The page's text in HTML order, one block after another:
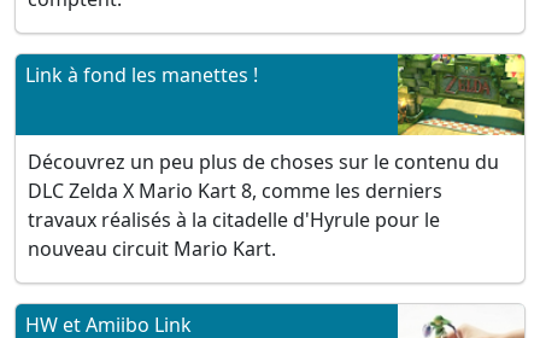
Link à fond les manettes !
Découvrez un peu plus de choses sur le contenu du
DLC Zelda X Mario Kart 8, comme les derniers
travaux réalisés à la citadelle d'Hyrule pour le
nouveau circuit Mario Kart.
HW et Amiibo Link